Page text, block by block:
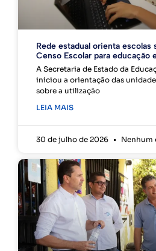
Rede estadual orienta escolas
Censo Escolar para educação
A Secretaria de Estado da
iniciou a orientação das
sobre a utilização
LEIA MAIS
30 de julho de 2026 Nenhum